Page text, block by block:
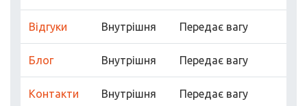
Відгуки Внутрішня Передає вагу
Блог Внутрішня Передає вагу
Контакти Внутрішня Передає вагу